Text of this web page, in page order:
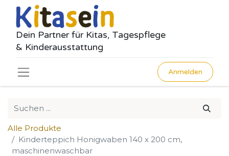
Dein Partner für Kitas, Tagespflege
& Kinderausstattung
Anmelden
Alle Produkte
Kinderteppich Honigwaben 140 x 200 cm,
maschinenwaschbar